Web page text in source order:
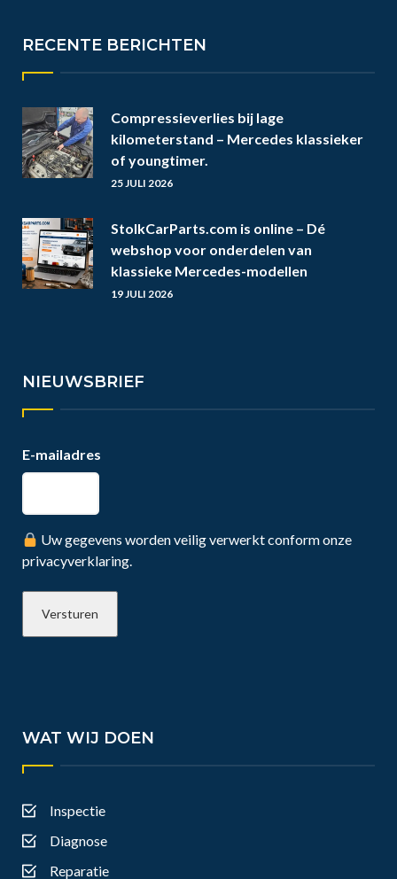
RECENTE BERICHTEN
Compressieverlies bij lage
kilometerstand – Mercedes klassieker
of youngtimer.
25 JULI 2026
StolkCarParts.com is online – Dé
webshop voor onderdelen van
klassieke Mercedes-modellen
19 JULI 2026
NIEUWSBRIEF
E-mailadres
Uw gegevens worden veilig verwerkt conform onze
privacyverklaring.
WAT WIJ DOEN
Inspectie
Diagnose
Reparatie